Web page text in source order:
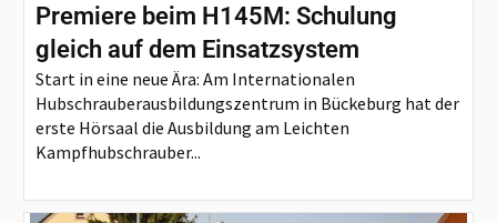
Premiere beim H145M: Schulung
gleich auf dem Einsatzsystem
Start in eine neue Ära: Am Internationalen
Hubschrauberausbildungszentrum in Bückeburg hat der
erste Hörsaal die Ausbildung am Leichten
Kampfhubschrauber...